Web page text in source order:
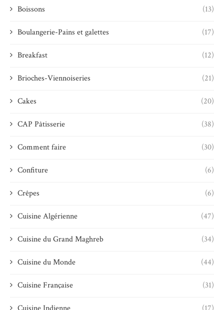
Boissons (13)
Boulangerie-Pains et galettes (17)
Breakfast (12)
Brioches-Viennoiseries (21)
Cakes (20)
CAP Pâtisserie (38)
Comment faire (30)
Confiture (6)
Crêpes (6)
Cuisine Algérienne (47)
Cuisine du Grand Maghreb (34)
Cuisine du Monde (44)
Cuisine Française (31)